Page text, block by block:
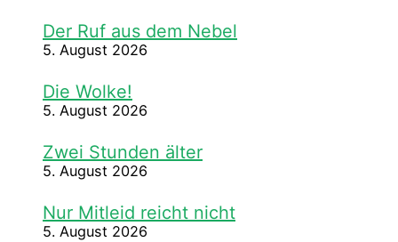
Der Ruf aus dem Nebel
5. August 2026
Die Wolke!
5. August 2026
Zwei Stunden älter
5. August 2026
Nur Mitleid reicht nicht
5. August 2026